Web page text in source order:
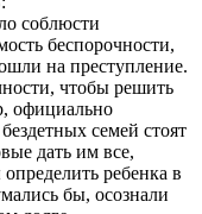
соблюсти
беспорочности,
на преступление.
чтобы решить
официально
семей стоят
дать им все,
ребенка в
бы, осознали